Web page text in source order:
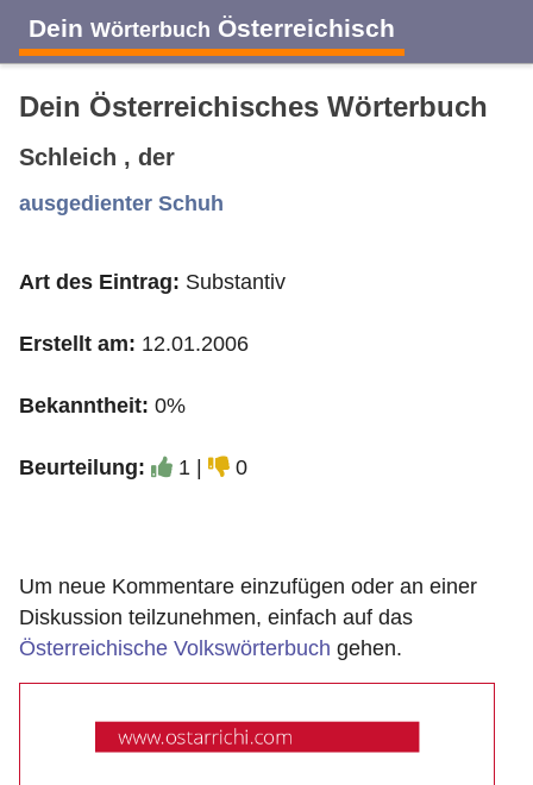
Dein Wörterbuch Österreichisch
A B C D
J K L M N
Dein Österreichisches Wörterbuch
Schleich , der
ausgedienter Schuh
Art des Eintrag: Substantiv
Erstellt am: 12.01.2006
Bekanntheit: 0%
Beurteilung: 1 | 0
Um neue Kommentare einzufügen oder an einer
Diskussion teilzunehmen, einfach auf das
Österreichische Volkswörterbuch gehen.